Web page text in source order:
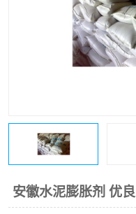
安徽水泥膨胀剂 优
高延性混凝土
膨胀剂
融雪剂